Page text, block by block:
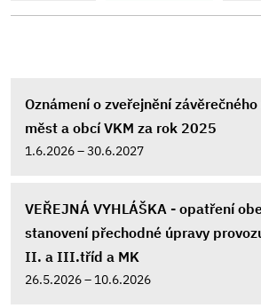
Oznámení o zveřejnění
měst a obcí VKM za rok 2025
1.6.2026 – 30.6.2027
VEŘEJNÁ VYHLÁŠKA - opatření
stanovení přechodné úpravy
II. a III.tříd a MK
26.5.2026 – 10.6.2026